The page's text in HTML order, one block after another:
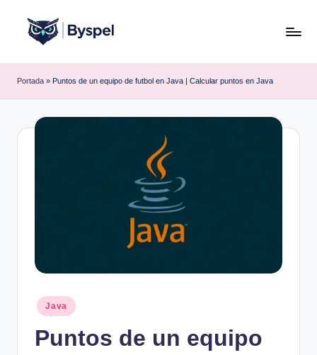
contenido
y
s
p
Portada » Puntos de un equipo de futbol en Java | Calcular puntos en Java
Publicado
en
Java
Puntos de un equipo